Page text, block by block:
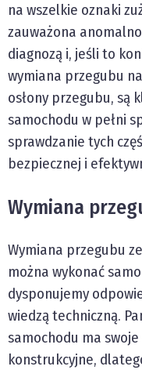
na wszelkie oznaki
zauważona
diagnozą i, jeśli to
wymiana przegubu
osłony przegubu, są
samochodu w pełni
sprawdzanie tych
bezpiecznej i
Wymiana
Wymiana przegubu
można wykonać
dysponujemy
wiedzą techniczną.
samochodu ma
konstrukcyjne,